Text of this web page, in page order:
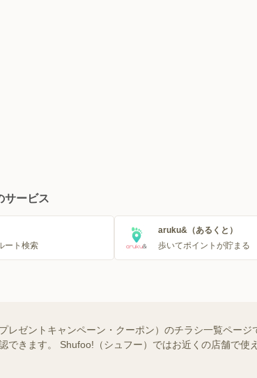
サービス
ート検索
aruku&（あるくと）
歩いてポイントが貯まる
レゼントキャンペーン・クーポン）のチラシ一覧ペー
できます。 Shufoo!（シュフー）ではお近くの店舗で